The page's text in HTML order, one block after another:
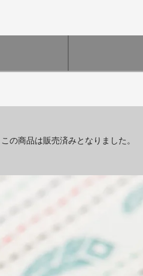
この商品は販売済みとなりました。